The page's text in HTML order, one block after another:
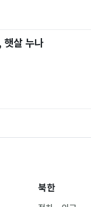
햇살 누나
북한